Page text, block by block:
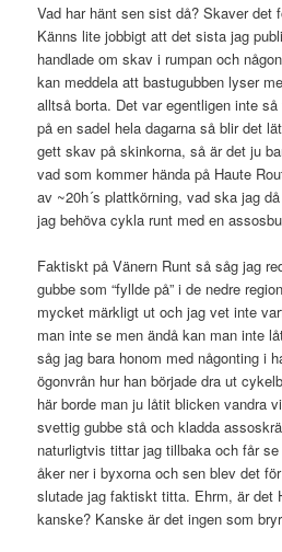
Vad har hänt sen sist då? Skaver det
Känns lite jobbigt att det sista jag
handlade om skav i rumpan och
kan meddela att bastugubben lyser
alltså borta. Det var egentligen inte
på en sadel hela dagarna så blir det
gett skav på skinkorna, så är det ju
vad som kommer hända på Haute
av ~20h´s plattkörning, vad ska jag
jag behöva cykla runt med en
Faktiskt på Vänern Runt så såg jag
gubbe som “fyllde på” i de nedre
mycket märkligt ut och jag vet inte
man inte se men ändå kan man inte
såg jag bara honom med någonting i
ögonvrån hur han började dra ut
här borde man ju låtit blicken vandra
svettig gubbe stå och kladda
naturligtvis tittar jag tillbaka och får
åker ner i byxorna och sen blev det
slutade jag faktiskt titta. Ehrm, är det
kanske? Kanske är det ingen som